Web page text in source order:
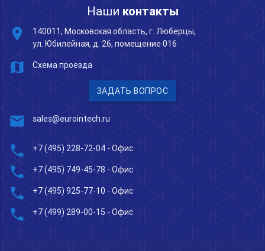
Наши контакты
place
140011, Московская область, г. Люберцы,
ул. Юбилейная, д. 26, помещение 016
map Схема проезда
ЗАДАТЬ ВОПРОС
mail sales@eurointech.ru
phone +7 (495) 228-72-04 - Офис
phone +7 (495) 749-45-78 - Офис
phone +7 (495) 925-77-10 - Офис
phone +7 (499) 289-00-15 - Офис